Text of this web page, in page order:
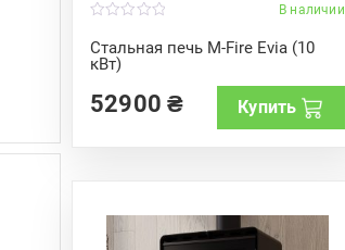
В наличии
Стальная печь M-Fire Evia (10
кВт)
o
u
t
f
5
52900₴ Купить